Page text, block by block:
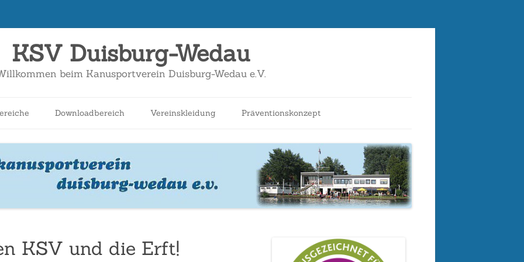
KSV Duisburg-Wedau
beim Kanusportverein Duisburg-Wedau e.V.
Inhalt
springen
Schüler*innen
Breitensport
Kanuslalom
Downloadbereich Vereinskleidung Präventionskonzept
KSV und die Erft!